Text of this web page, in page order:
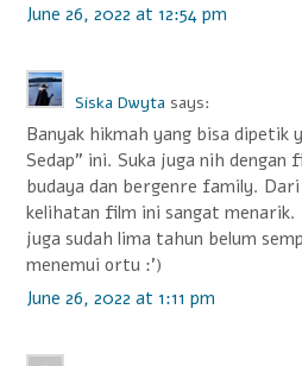
June 26, 2022 at 12:54 pm
Siska Dwyta says:
Banyak hikmah yang bisa
Sedap” ini. Suka juga nih dengan
budaya dan bergenre family.
kelihatan film ini sangat
juga sudah lima tahun belum
menemui ortu :’)
June 26, 2022 at 1:11 pm